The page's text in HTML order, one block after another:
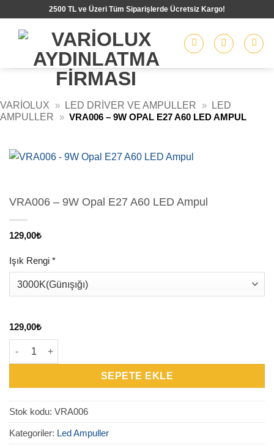
2500 TL ve Üzeri Tüm Siparişlerde Ücretsiz Kargo!
VARIOLUX » LED DRIVER VE AMPULLER »
LED
AMPULLER
» VRA006 – 9W OPAL E27 A60 LED AMPUL
VRA006 – 9W Opal E27 A60 LED Ampul
129,00₺
Işık Rengi *
129,00₺
VRA006 - 9W Opal E27 A60 LED Ampul adet
SEPETE EKLE
Stok kodu: VRA006
Kategoriler: Led Ampuller